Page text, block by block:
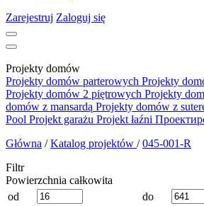
Zarejestruj Zaloguj się
Projekty domów
Projekty domów parterowych Projekty
Projekty domów 2 piętrowych Projekty
domów z mansardą Projekty domów z
Pool Projekt garażu Projekt łaźni
Główna / Katalog projektów / 045-001-R
Filtr
Powierzchnia całkowita
od
do